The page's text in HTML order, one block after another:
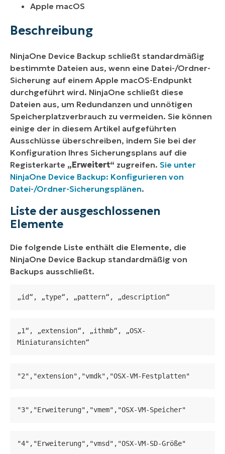
Apple macOS
Beschreibung
NinjaOne Device Backup schließt standardmäßig
bestimmte Dateien aus, wenn eine Datei-/Ordner-
Sicherung auf einem Apple macOS-Endpunkt
durchgeführt wird. NinjaOne schließt diese
Dateien aus, um Redundanzen und unnötigen
Speicherplatzverbrauch zu vermeiden. Sie können
einige der in diesem Artikel aufgeführten
Ausschlüsse überschreiben, indem Sie bei der
Konfiguration Ihres Sicherungsplans auf die
Registerkarte „Erweitert“ zugreifen. Sie unter
NinjaOne Device Backup: Konfigurieren von
Datei-/Ordner-Sicherungsplänen.
Liste der ausgeschlossenen
Elemente
Die folgende Liste enthält die Elemente, die
NinjaOne Device Backup standardmäßig von
Backups ausschließt.
„id“, „type“, „pattern“, „description“
„1“, „extension“, „ithmb“, „OSX-
Miniaturansichten“
"2","extension","vmdk","OSX-VM-Festplatten"
"3","Erweiterung","vmem","OSX-VM-Speicher"
"4","Erweiterung","vmsd","OSX-VM-SD-Größe"